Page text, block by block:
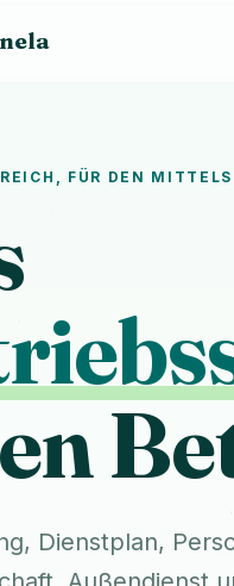
FÜR DEN
Dienstplan,